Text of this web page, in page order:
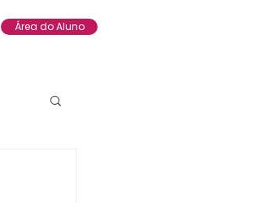
Área do Aluno